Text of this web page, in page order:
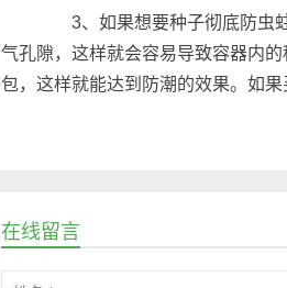
3、如果想要种子彻底防虫蛀
气孔隙，这样就会容易导致容器内
包，这样就能达到防潮的效果。如
在线留言